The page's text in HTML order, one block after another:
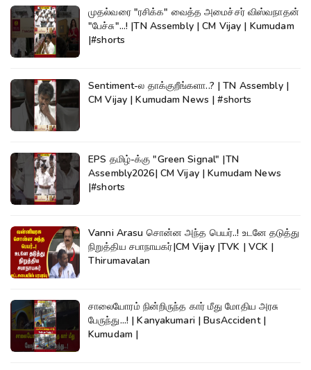
முதல்வரை "ரசிக்க" வைத்த அமைச்சர் விஸ்வநாதன்
"பேச்சு"...! |TN Assembly | CM Vijay | Kumudam
|#shorts
Sentiment-ல தாக்குறீங்களா..? | TN Assembly |
CM Vijay | Kumudam News | #shorts
EPS தமிழ்-க்கு "Green Signal" |TN
Assembly2026| CM Vijay | Kumudam News
|#shorts
Vanni Arasu சொன்ன அந்த பெயர்..! உடனே தடுத்து
நிறுத்திய சபாநாயகர்|CM Vijay |TVK | VCK |
Thirumavalan
சாலையோரம் நின்றிருந்த கார் மீது மோதிய அரசு
பேருந்து...! | Kanyakumari | BusAccident |
Kumudam |